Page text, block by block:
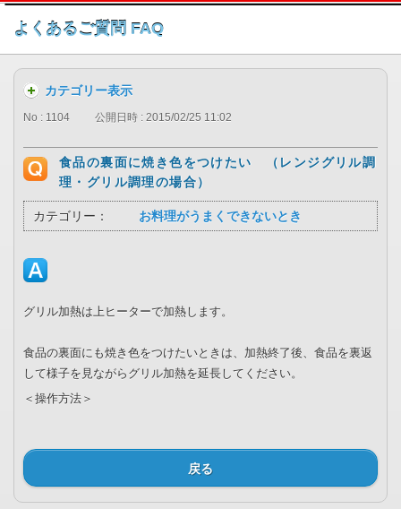
このページの本文へ
よくあるご質問 FAQ
カテゴリー表示
No : 1104 公開日時 : 2015/02/25 11:02
食品の裏面に焼き色をつけたい （レンジグリル調
理・グリル調理の場合）
カテゴリー： お料理がうまくできないとき
グリル加熱は上ヒーターで加熱します。
食品の裏面にも焼き色をつけたいときは、加熱終了後、食品を裏返
して様子を見ながらグリル加熱を延長してください。
＜操作方法＞
戻る